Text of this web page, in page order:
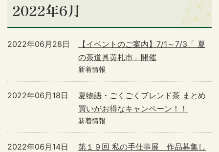
2022年6月
【イベントのご案内】7/1～7/3「 夏
の茶道具黄札市」開催
2022年06月28日
新着情報
夏物語・ごくごくブレンド茶 まとめ
買いがお得なキャンペーン！！
2022年06月18日
新着情報
第１９回 私の手仕事展 作品募集し
2022年06月14日